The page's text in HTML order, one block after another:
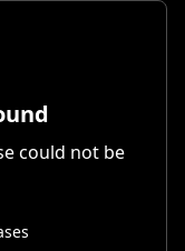
could not be